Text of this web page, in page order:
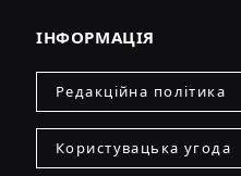
ІНФОРМАЦІЯ
Редакційна політика
Користувацька угода